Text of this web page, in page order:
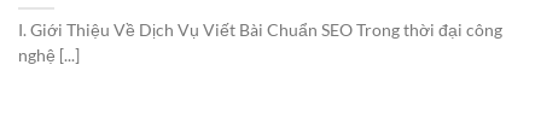
I. Giới Thiệu Về Dịch Vụ Viết Bài Chuẩn SEO Trong thời đại công
nghệ [...]